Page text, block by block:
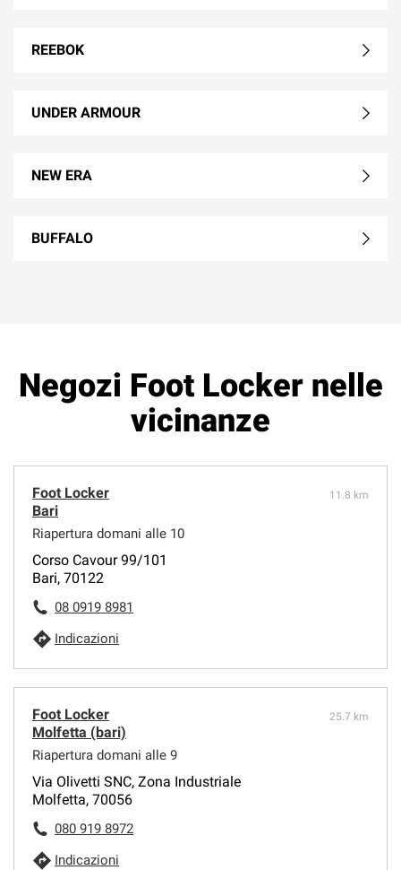
REEBOK
UNDER ARMOUR
NEW ERA
BUFFALO
Negozi Foot Locker nelle
vicinanze
Foot Locker
Bari
Riapertura domani alle 10
11.8 km
Corso Cavour 99/101
Bari, 70122
08 0919 8981
Indicazioni
Foot Locker
Molfetta (bari)
Riapertura domani alle 9
25.7 km
Via Olivetti SNC, Zona Industriale
Molfetta, 70056
080 919 8972
Indicazioni